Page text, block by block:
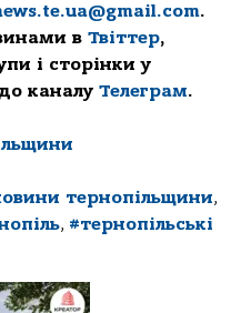
.
в Твіттер,
і сторінки у
каналу Телеграм.
тернопільщини,
, #тернопільські